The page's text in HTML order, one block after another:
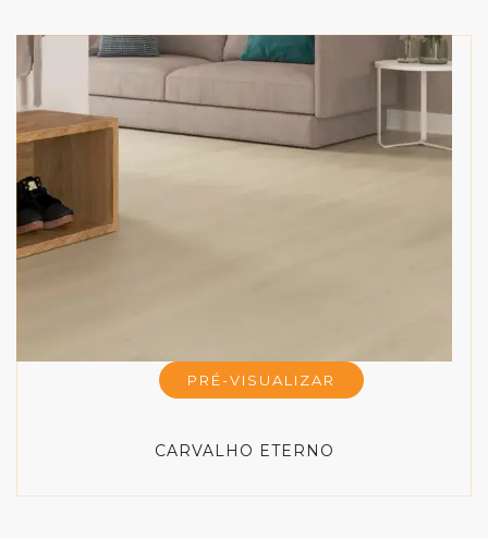
PRÉ-VISUALIZAR
CARVALHO ETERNO